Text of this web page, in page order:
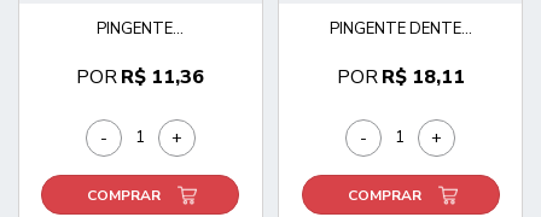
PINGENTE...
PORR$ 11,36
- +
COMPRAR
PINGENTE DENTE...
PORR$ 18,11
- +
COMPRAR